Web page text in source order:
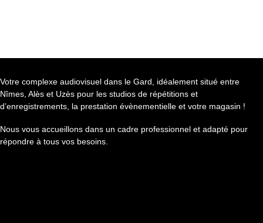
Votre complexe audiovisuel dans le Gard, idéalement situé entre
Nîmes, Alès et Uzès pour les studios de répétitions et
d’enregistrements, la prestation évènementielle et votre magasin !
Nous vous accueillons dans un cadre professionnel et adapté pour
répondre à tous vos besoins.